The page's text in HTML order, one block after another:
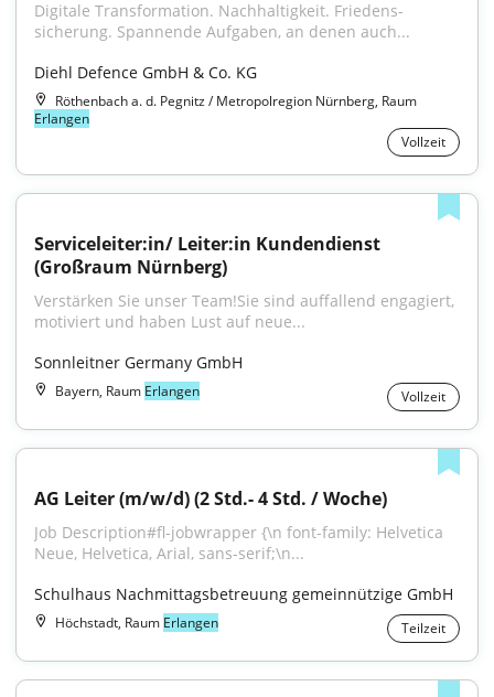
Digitale Trans­formation. Nach­haltig­keit. Friedens­
sicherung. Spannende Aufgaben, an denen auch...
Diehl Defence GmbH & Co. KG
Röthenbach a. d. Pegnitz / Metropolregion Nürnberg, Raum
Erlangen
Vollzeit
Serviceleiter:in/ Leiter:in Kundendienst
(Großraum Nürnberg)
Verstärken Sie unser Team!Sie sind auffallend engagiert,
motiviert und haben Lust auf neue...
Sonnleitner Germany GmbH
Bayern, Raum Erlangen Vollzeit
AG Leiter (m/w/d) (2 Std.- 4 Std. / Woche)
Job Description#fl-jobwrapper {\n font-family: Helvetica
Neue, Helvetica, Arial, sans-serif;\n...
Schulhaus Nachmittagsbetreuung gemeinnützige GmbH
Höchstadt, Raum Erlangen Teilzeit